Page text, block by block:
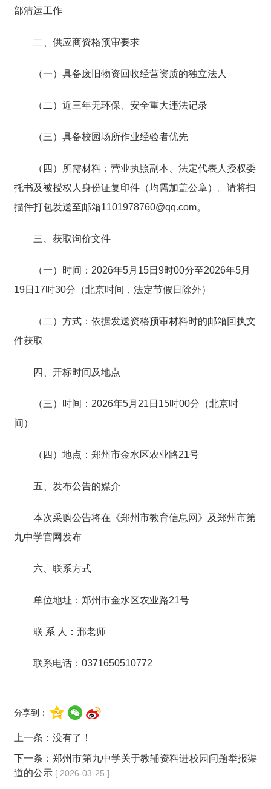
部清运工作
二、供应商资格预审要求
（一）具备废旧物资回收经营资质的独立法人
（二）近三年无环保、安全重大违法记录
（三）具备校园场所作业经验者优先
（四）所需材料：营业执照副本、法定代表人授权委
托书及被授权人身份证复印件（均需加盖公章）。请将扫
描件打包发送至邮箱1101978760@qq.com。
三、获取询价文件
（一）时间：2026年5月15日9时00分至2026年5月
19日17时30分（北京时间，法定节假日除外）
（二）方式：依据发送资格预审材料时的邮箱回执文
件获取
四、开标时间及地点
（三）时间：2026年5月21日15时00分（北京时
间）
（四）地点：郑州市金水区农业路21号
五、发布公告的媒介
本次采购公告将在《郑州市教育信息网》及郑州市第
九中学官网发布
六、联系方式
单位地址：郑州市金水区农业路21号
联 系 人：邢老师
联系电话：0371650510772
分享到：
上一条：没有了！
下一条：郑州市第九中学关于教辅资料进校园问题举报渠
道的公示 [ 2026-03-25 ]